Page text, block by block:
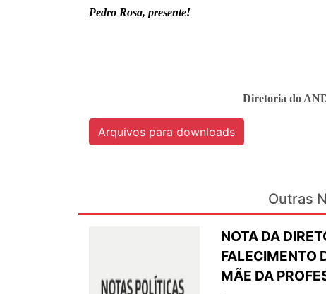
Pedro Rosa, presente!
Diretoria do
Arquivos para downloads
Outras
NOTA DA
FALECIMENTO
MÃE DA